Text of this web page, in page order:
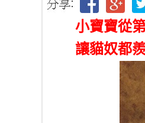
小寶寶從
讓貓奴都